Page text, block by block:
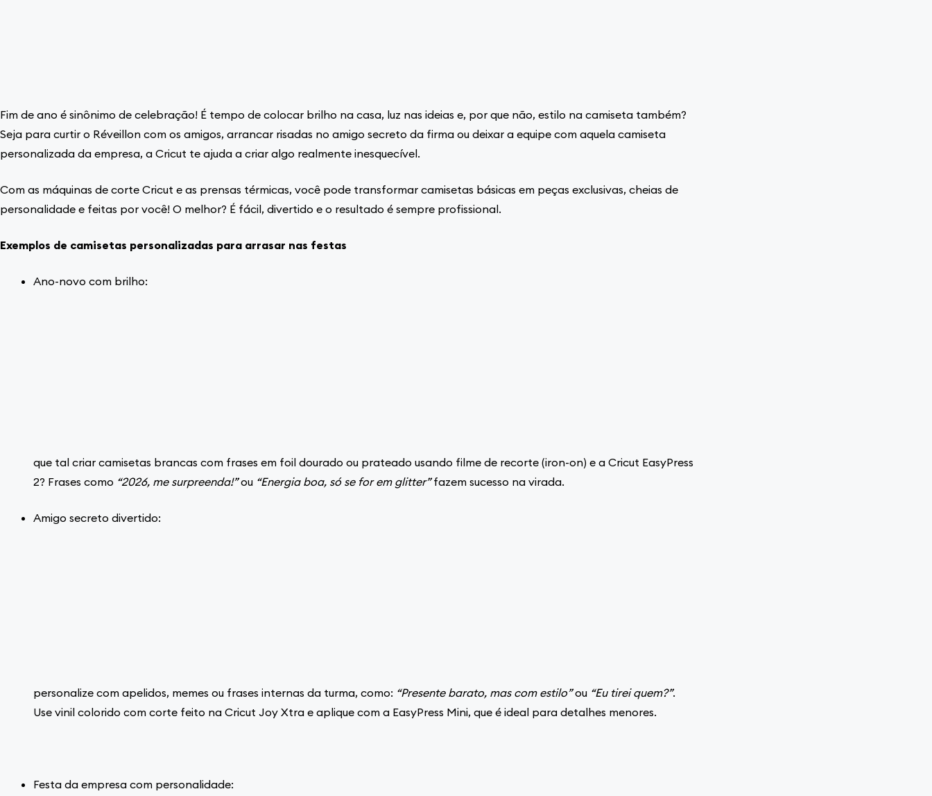
Fim de ano é sinônimo de celebração! É tempo de colocar brilho na casa, luz nas ideias e, por que não, estilo na camiseta também?
Seja para curtir o Réveillon com os amigos, arrancar risadas no amigo secreto da firma ou deixar a equipe com aquela camiseta
personalizada da empresa, a Cricut te ajuda a criar algo realmente inesquecível.
Com as máquinas de corte Cricut e as prensas térmicas, você pode transformar camisetas básicas em peças exclusivas, cheias de
personalidade e feitas por você! O melhor? É fácil, divertido e o resultado é sempre profissional.
Exemplos de camisetas personalizadas para arrasar nas festas
Ano-novo com brilho:
que tal criar camisetas brancas com frases em foil dourado ou prateado usando filme de recorte (iron-on) e a Cricut EasyPress
2? Frases como “2026, me surpreenda!”ou “Energia boa, só se for em glitter”fazem sucesso na virada.
Amigo secreto divertido:
personalize com apelidos, memes ou frases internas da turma, como: “Presente barato, mas com estilo”ou “Eu tirei quem?”.
Use vinil colorido com corte feito na Cricut Joy Xtra e aplique com a EasyPress Mini, que é ideal para detalhes menores.
Festa da empresa com personalidade: